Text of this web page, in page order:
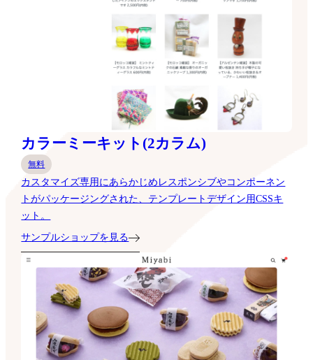
カラーミーキット(2カラム)
無料
カスタマイズ専用にあらかじめレスポンシブやコンポーネン
トがパッケージングされた、テンプレートデザイン用CSSキ
ット。
サンプルショップを見る